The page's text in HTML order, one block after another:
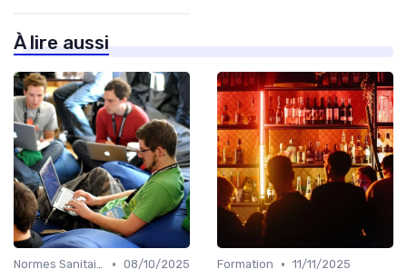
À lire aussi
Normes Sanitaires • 08/10/2025
Formation • 11/11/2025